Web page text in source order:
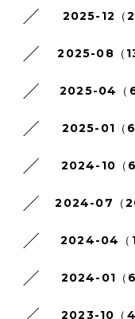
2025-12（2
2025-08（13
2025-04（6
2025-01（6
2024-10（6
2024-07（
2024-04（1
2024-01（6
2023-10（4